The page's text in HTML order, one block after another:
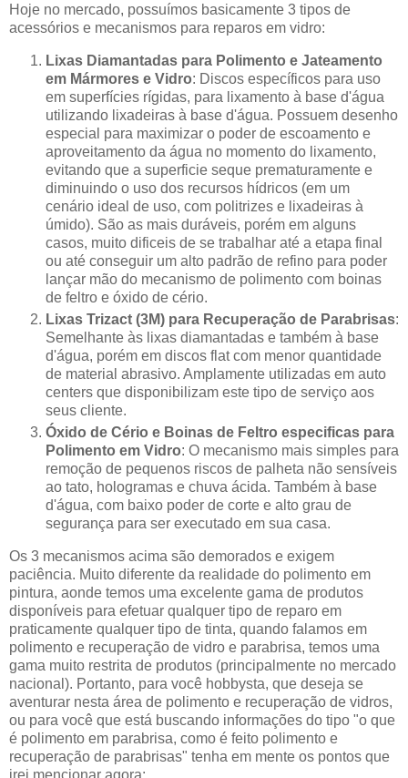
Hoje no mercado, possuímos basicamente 3 tipos de
acessórios e mecanismos para reparos em vidro:
Lixas Diamantadas para Polimento e Jateamento
em Mármores e Vidro: Discos específicos para uso
em superfícies rígidas, para lixamento à base d'água
utilizando lixadeiras à base d'água. Possuem desenho
especial para maximizar o poder de escoamento e
aproveitamento da água no momento do lixamento,
evitando que a superficie seque prematuramente e
diminuindo o uso dos recursos hídricos (em um
cenário ideal de uso, com politrizes e lixadeiras à
úmido). São as mais duráveis, porém em alguns
casos, muito dificeis de se trabalhar até a etapa final
ou até conseguir um alto padrão de refino para poder
lançar mão do mecanismo de polimento com boinas
de feltro e óxido de cério.
Lixas Trizact (3M) para Recuperação de Parabrisas:
Semelhante às lixas diamantadas e também à base
d'água, porém em discos flat com menor quantidade
de material abrasivo. Amplamente utilizadas em auto
centers que disponibilizam este tipo de serviço aos
seus cliente.
Óxido de Cério e Boinas de Feltro especificas para
Polimento em Vidro: O mecanismo mais simples para
remoção de pequenos riscos de palheta não sensíveis
ao tato, hologramas e chuva ácida. Também à base
d'água, com baixo poder de corte e alto grau de
segurança para ser executado em sua casa.
Os 3 mecanismos acima são demorados e exigem
paciência. Muito diferente da realidade do polimento em
pintura, aonde temos uma excelente gama de produtos
disponíveis para efetuar qualquer tipo de reparo em
praticamente qualquer tipo de tinta, quando falamos em
polimento e recuperação de vidro e parabrisa, temos uma
gama muito restrita de produtos (principalmente no mercado
nacional). Portanto, para você hobbysta, que deseja se
aventurar nesta área de polimento e recuperação de vidros,
ou para você que está buscando informações do tipo "o que
é polimento em parabrisa, como é feito polimento e
recuperação de parabrisas" tenha em mente os pontos que
irei mencionar agora: